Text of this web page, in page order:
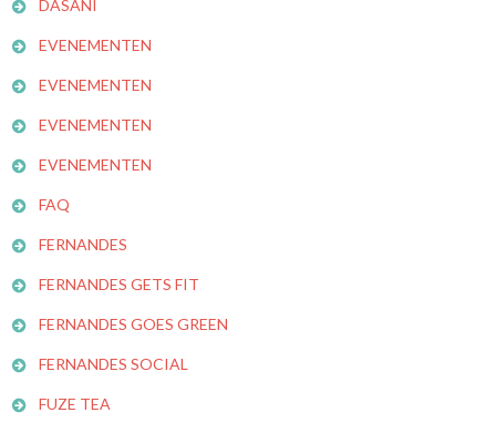
DASANI
EVENEMENTEN
EVENEMENTEN
EVENEMENTEN
EVENEMENTEN
FAQ
FERNANDES
FERNANDES GETS FIT
FERNANDES GOES GREEN
FERNANDES SOCIAL
FUZE TEA